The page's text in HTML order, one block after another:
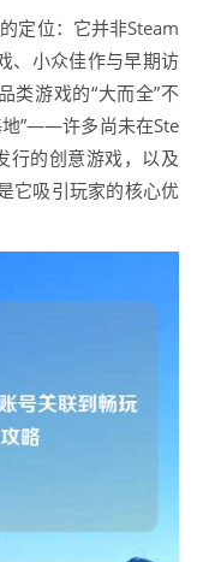
定位：它并非Steam
、小众佳作与早期访
类游戏的“大而全”不
地”——许多尚未在Ste
行的创意游戏，以及
它吸引玩家的核心优